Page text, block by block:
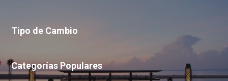
Tipo de Cambio
Categorías Populares